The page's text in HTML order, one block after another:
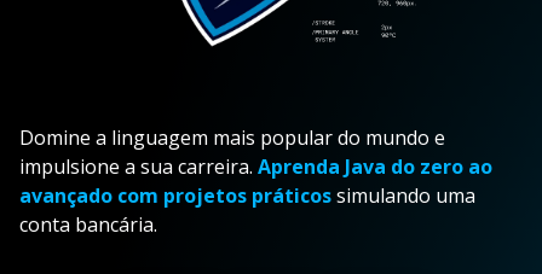
Domine a linguagem mais popular do mundo e
impulsione a sua carreira. Aprenda Java do zero ao
avançado com projetos práticossimulando uma
conta bancária.